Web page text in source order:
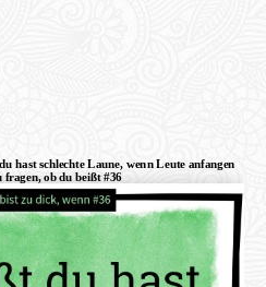
hast schlechte Laune, wenn Leute anfangen
fragen, ob du beißt #36